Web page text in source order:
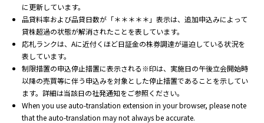
に更新しています。
品貸料率および品貸日数が「＊＊＊＊＊」表示は、追加申込みによって
貸株超過の状態が解消されたことを表しています。
応札ランクは、Aに近付くほど日証金の株券調達が逼迫している状況を
表しています。
制限措置の申込停止措置に表示される※印は、実施日の午後立会開始時
以降の売買等に伴う申込みを対象とした停止措置であることを示してい
ます。詳細は当該日の社発通知をご参照ください。
When you use auto-translation extension in your browser, please note
that the auto-translation may not always be accurate.